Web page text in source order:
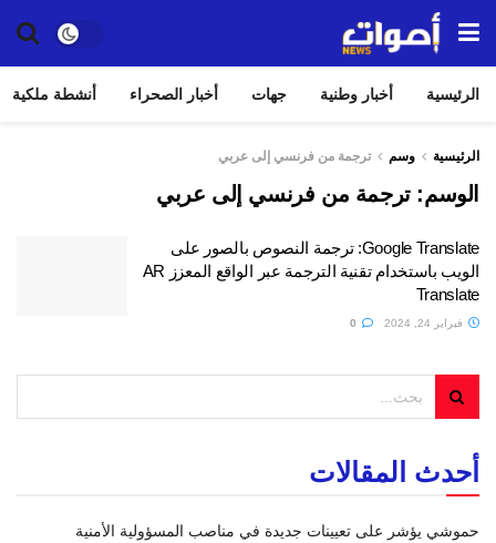
الرئيسية أخبار وطنية جهات أخبار الصحراء أنشطة ملكية
الرئيسية وسم ترجمة من فرنسي إلى عربي
الوسم:ترجمة من فرنسي إلى عربي
Google Translate: ترجمة النصوص بالصور على
الويب باستخدام تقنية الترجمة عبر الواقع المعزز AR
Translate
فبراير 24, 2024
أحدث المقالات
حموشي يؤشر على تعيينات جديدة في مناصب المسؤولية الأمنية